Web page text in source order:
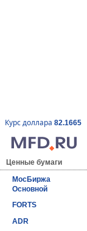
Курс доллара 82.1665
Ценные бумаги
МосБиржа
Основной
FORTS
ADR